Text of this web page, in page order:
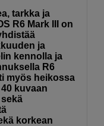
tarkka ja
R6 Mark III on
ja
kennolla ja
R6
myös heikossa
kuvaan
korkean